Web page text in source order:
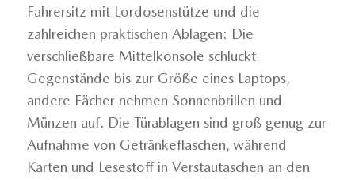
Fahrersitz mit Lordosenstütze und die
zahlreichen praktischen Ablagen: Die
verschließbare Mittelkonsole schluckt
Gegenstände bis zur Größe eines Laptops,
andere Fächer nehmen Sonnenbrillen und
Münzen auf. Die Türablagen sind groß genug zur
Aufnahme von Getränkeflaschen, während
Karten und Lesestoff in Verstautaschen an den